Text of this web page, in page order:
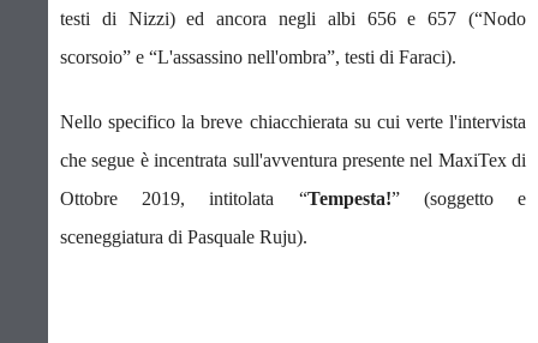
testi di Nizzi) ed ancora negli albi 656 e 657 (“Nodo
scorsoio” e “L'assassino nell'ombra”, testi di Faraci).
Nello specifico la breve chiacchierata su cui verte l'intervista
che segue è incentrata sull'avventura presente nel MaxiTex di
Ottobre 2019, intitolata “Tempesta!” (soggetto e
sceneggiatura di Pasquale Ruju).